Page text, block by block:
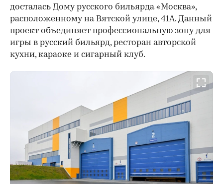
досталась Дому русского бильярда «Москва»,
расположенному на Вятской улице, 41А. Данный
проект объединяет профессиональную зону для
игры в русский бильярд, ресторан авторской
кухни, караоке и сигарный клуб.